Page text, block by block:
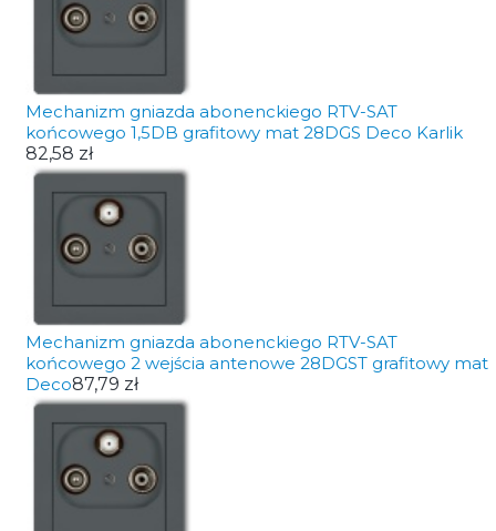
Mechanizm gniazda abonenckiego RTV-SAT
końcowego 1,5DB grafitowy mat 28DGS Deco Karlik
82,58 zł
Mechanizm gniazda abonenckiego RTV-SAT
końcowego 2 wejścia antenowe 28DGST grafitowy mat
Deco87,79 zł